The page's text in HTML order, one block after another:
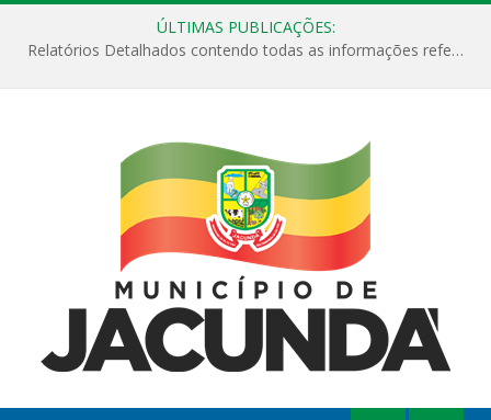
ÚLTIMAS PUBLICAÇÕES:
Relatórios Detalhados contendo todas as informações referentes a execução de recursos destinados ao fomento de projetos culturais no Município de Jacundá entre os anos de 2022 ao presente ano de 2026.